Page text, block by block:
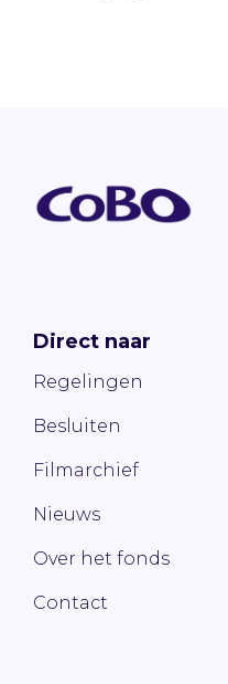
Direct naar
Regelingen
Besluiten
Filmarchief
Nieuws
Over het fonds
Contact